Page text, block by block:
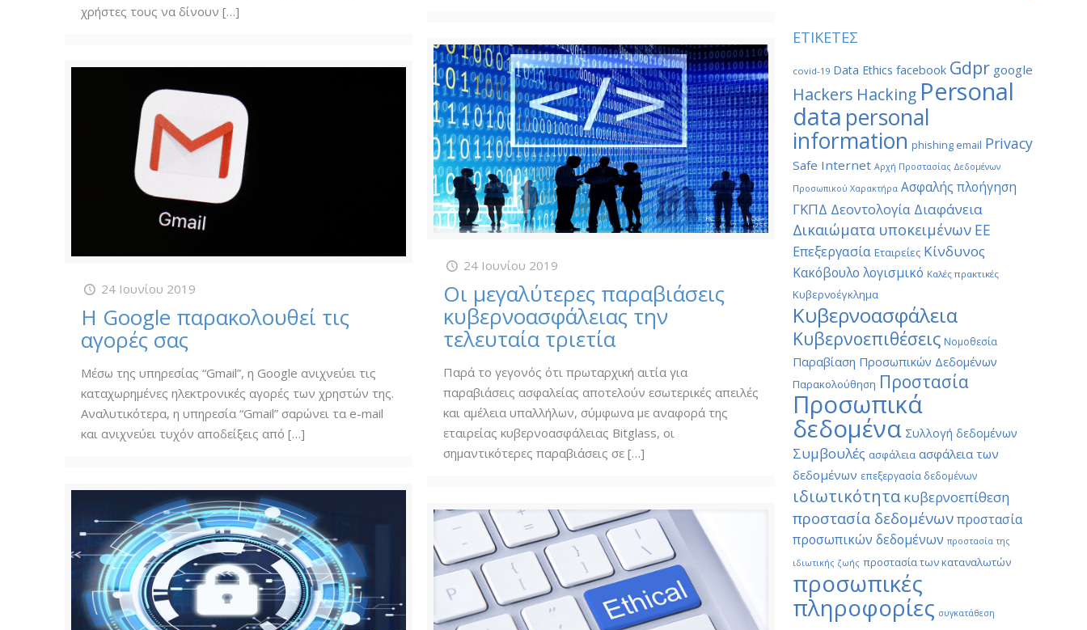
χρήστες τους να δίνουν […]
24 Ιουνίου 2019
Οι μεγαλύτερες παραβιάσεις
κυβερνοασφάλειας την
τελευταία τριετία
Παρά το γεγονός ότι πρωταρχική αιτία για
παραβιάσεις ασφαλείας αποτελούν εσωτερικές απειλές
και αμέλεια υπαλλήλων, σύμφωνα με αναφορά της
εταιρείας κυβερνοασφάλειας Bitglass, οι
σημαντικότερες παραβιάσεις σε […]
24 Ιουνίου 2019
Η Google παρακολουθεί τις
αγορές σας
Μέσω της υπηρεσίας “Gmail”, η Google ανιχνεύει τις
καταχωρημένες ηλεκτρονικές αγορές των χρηστών της.
Αναλυτικότερα, η υπηρεσία “Gmail” σαρώνει τα e-mail
και ανιχνεύει τυχόν αποδείξεις από […]
ΕΤΙΚΕΤΕΣ
covid-19 Data Ethics facebook Gdpr google
Hackers Hacking Personal
data personal
information phishing email Privacy
Safe Internet Αρχή Προστασίας Δεδομένων
Προσωπικού Χαρακτήρα Ασφαλής πλοήγηση
ΓΚΠΔ Δεοντολογία Διαφάνεια
Δικαιώματα υποκειμένων ΕΕ
Επεξεργασία Εταιρείες Κίνδυνος
Κακόβουλο λογισμικό Καλές πρακτικές
Κυβερνοέγκλημα
Κυβερνοασφάλεια
Κυβερνοεπιθέσεις Νομοθεσία
Παραβίαση Προσωπικών Δεδομένων
Παρακολούθηση Προστασία
Προσωπικά
δεδομένα Συλλογή δεδομένων
Συμβουλές ασφάλεια ασφάλεια των
δεδομένων επεξεργασία δεδομένων
ιδιωτικότητα κυβερνοεπίθεση
προστασία δεδομένωνπροστασία
προσωπικών δεδομένων προστασία της
ιδιωτικής ζωής προστασία των καταναλωτών
προσωπικές
πληροφορίες συγκατάθεση